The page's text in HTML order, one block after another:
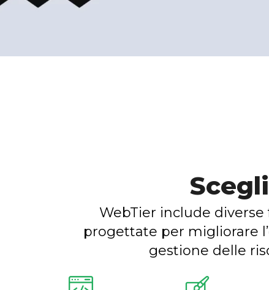
WebTier include
progettate per migliorare
gestione delle